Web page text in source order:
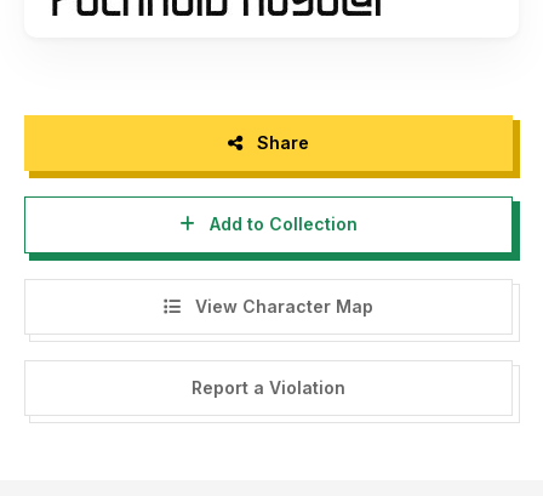
Please visit our store for more amazing fonts :
INDONESIA:
Dengan meng-install font ini, dan membaca persyaratan ini,
anda dianggap mengerti dan menyetujui semua syarat dan
Share
Add to Collection
View Character Map
Report a Violation